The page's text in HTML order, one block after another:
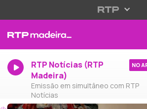
RTP Notícias (RTP
Madeira)
Emissão em simultâneo com RTP
Notícias
NO